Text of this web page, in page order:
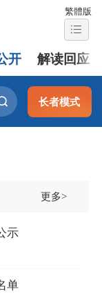
繁體版
开 解读回应
长者模式
更多>
示
单